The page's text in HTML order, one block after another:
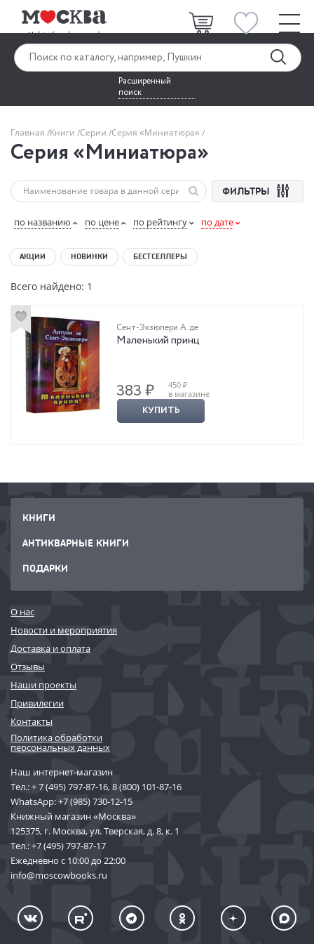
Расширенный
поиск
Главная Книги Серии Серия «Миниатюра»
Серия «Миниатюра»
ФИЛЬТРЫ
по названию по цене по рейтингу по дате
АКЦИИ НОВИНКИ БЕСТСЕЛЛЕРЫ
Всего найдено: 1
Сент-Экзюпери А. де
Маленький принц
383 ₽
450 ₽
в магазине
КУПИТЬ
КНИГИ
АНТИКВАРНЫЕ КНИГИ
ПОДАРКИ
О нас
Новости и мероприятия
Доставка и оплата
Отзывы
Наши проекты
Привилегии
Контакты
Политика обработки
персональных данных
Наш интернет-магазин
Тел.:+ 7 (495) 797-87-16,8 (800) 101-87-16
WhatsApp:+7 (985) 730-12-15
Книжный магазин «Москва»
125375, г. Москва, ул. Тверская, д. 8, к. 1
Тел.:+7 (495) 797-87-17
Ежедневно с 10:00 до 22:00
info@moscowbooks.ru